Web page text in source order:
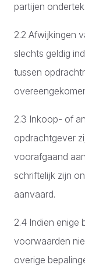
partijen
2.2 Afwijkingen
slechts geldig
tussen
2.3 Inkoop- of
opdrachtgever
voorafgaand
schriftelijk zijn
aanvaard.
2.4 Indien enige
voorwaarden
overige